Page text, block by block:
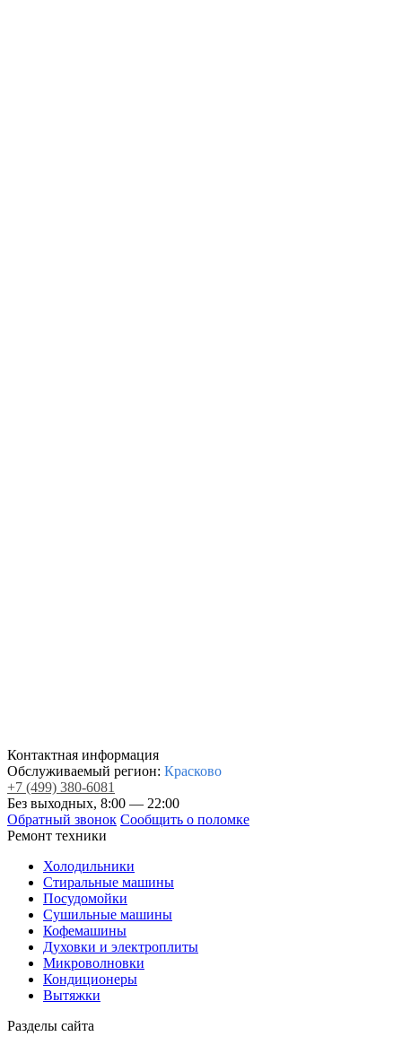
Контактная информация
Обслуживаемый регион: Красково
+7 (499) 380-6081
Без выходных, 8:00 — 22:00
Обратный звонок Сообщить о поломке
Ремонт техники
Холодильники
Стиральные машины
Посудомойки
Сушильные машины
Кофемашины
Духовки и электроплиты
Микроволновки
Кондиционеры
Вытяжки
Разделы сайта